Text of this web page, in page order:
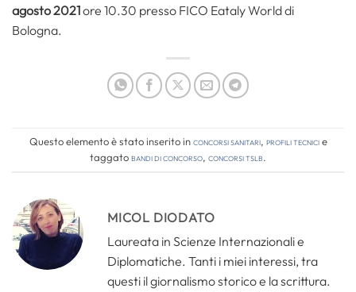
agosto 2021ore 10.30 presso FICO Eataly World di
Bologna.
Questo elemento è stato inserito inConcorsi Sanitari, Profili tecnicie
taggatobandi di concorso, concorsi tslb.
MICOL DIODATO
Laureata in Scienze Internazionali e
Diplomatiche. Tanti i miei interessi, tra
questi il giornalismo storico e la scrittura.